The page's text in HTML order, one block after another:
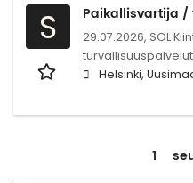
S Paikallisvartija /
29.07.2026, SOL
turvallisuuspalvelut
Helsinki,
1